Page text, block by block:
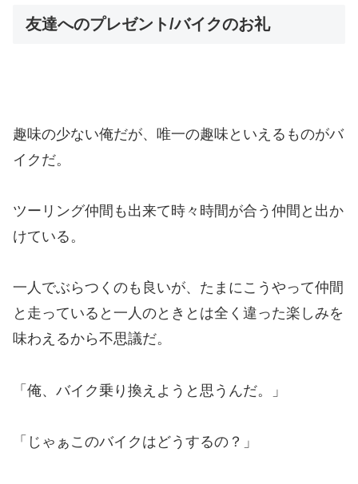
友達へのプレゼント/バイクのお礼
趣味の少ない俺だが、唯一の趣味といえるものがバ
イクだ。
ツーリング仲間も出来て時々時間が合う仲間と出か
けている。
一人でぶらつくのも良いが、たまにこうやって仲間
と走っていると一人のときとは全く違った楽しみを
味わえるから不思議だ。
「俺、バイク乗り換えようと思うんだ。」
「じゃぁこのバイクはどうするの？」